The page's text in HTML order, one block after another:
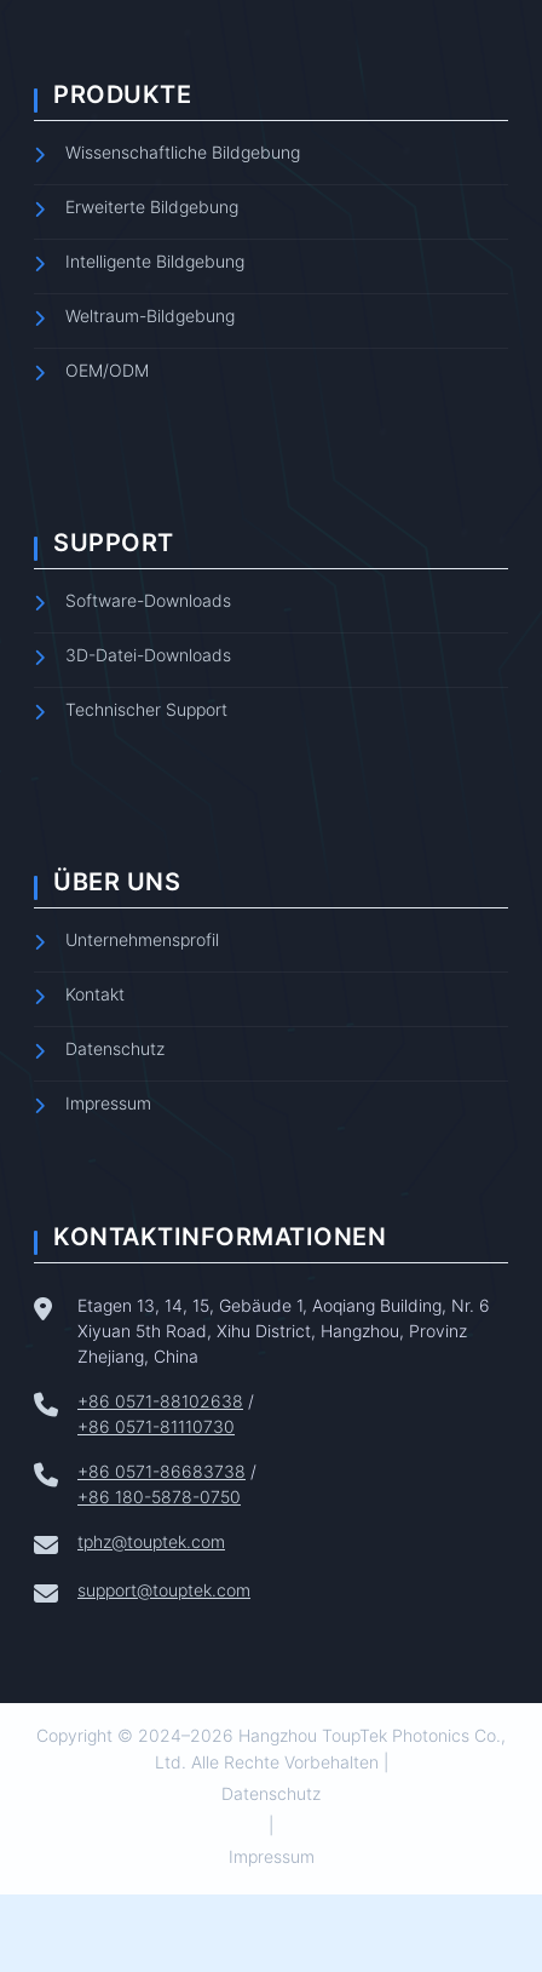
PRODUKTE
Wissenschaftliche Bildgebung
Erweiterte Bildgebung
Intelligente Bildgebung
Weltraum-Bildgebung
OEM/ODM
SUPPORT
Software-Downloads
3D-Datei-Downloads
Technischer Support
ÜBER UNS
Unternehmensprofil
Kontakt
Datenschutz
Impressum
KONTAKTINFORMATIONEN
Etagen 13, 14, 15, Gebäude 1, Aoqiang Building, Nr. 6
Xiyuan 5th Road, Xihu District, Hangzhou, Provinz
Zhejiang, China
+86 0571-88102638 /
+86 0571-81110730
+86 0571-86683738 /
+86 180-5878-0750
tphz@touptek.com
support@touptek.com
Copyright © 2024–2026 Hangzhou ToupTek Photonics Co.,
Ltd. Alle Rechte Vorbehalten |
Datenschutz
Impressum